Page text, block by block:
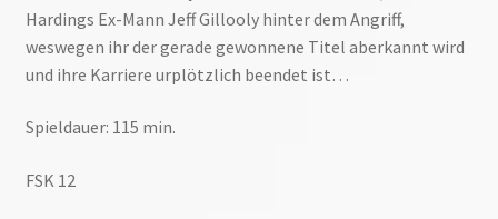
Hardings Ex-Mann Jeff Gillooly hinter dem Angriff,
weswegen ihr der gerade gewonnene Titel aberkannt wird
und ihre Karriere urplötzlich beendet ist…
Spieldauer: 115 min.
FSK 12